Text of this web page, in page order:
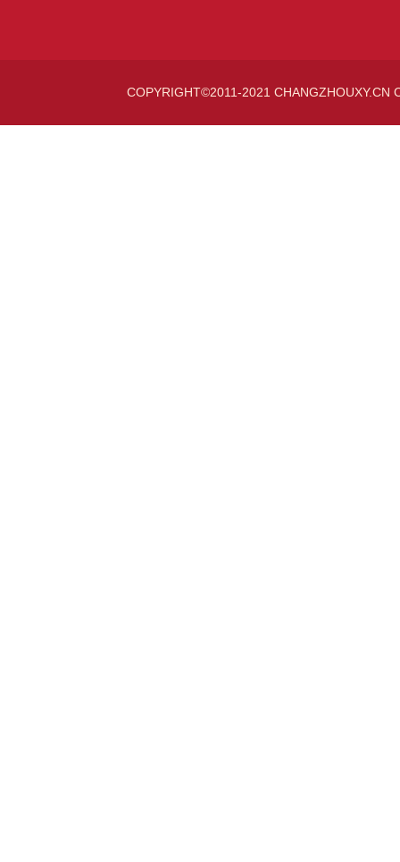
COPYRIGHT©2011-2021 CHANGZHOUXY.CN